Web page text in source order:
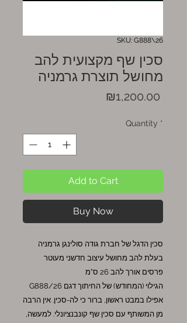
SKU: G888\26
סכין שף מקצועית להב
מחושל תוצרת גרמניה
₪1,200.00
Quantity *
Add to Cart
Buy Now
סכין הדגל של חברת גודה סולינגן גרמניה
בעלת להב מחושל עיצוב חדשני מעוטר
פרסים אורך להב 26 ס"מ
הגילוי (המחודש) של החיתוך דגם G888/26
אפילו במבט ראשון, ברור כי לה-סכין. אין הרבה
מן המשותף עם סכין שף קונבנציונלי. למעשה,